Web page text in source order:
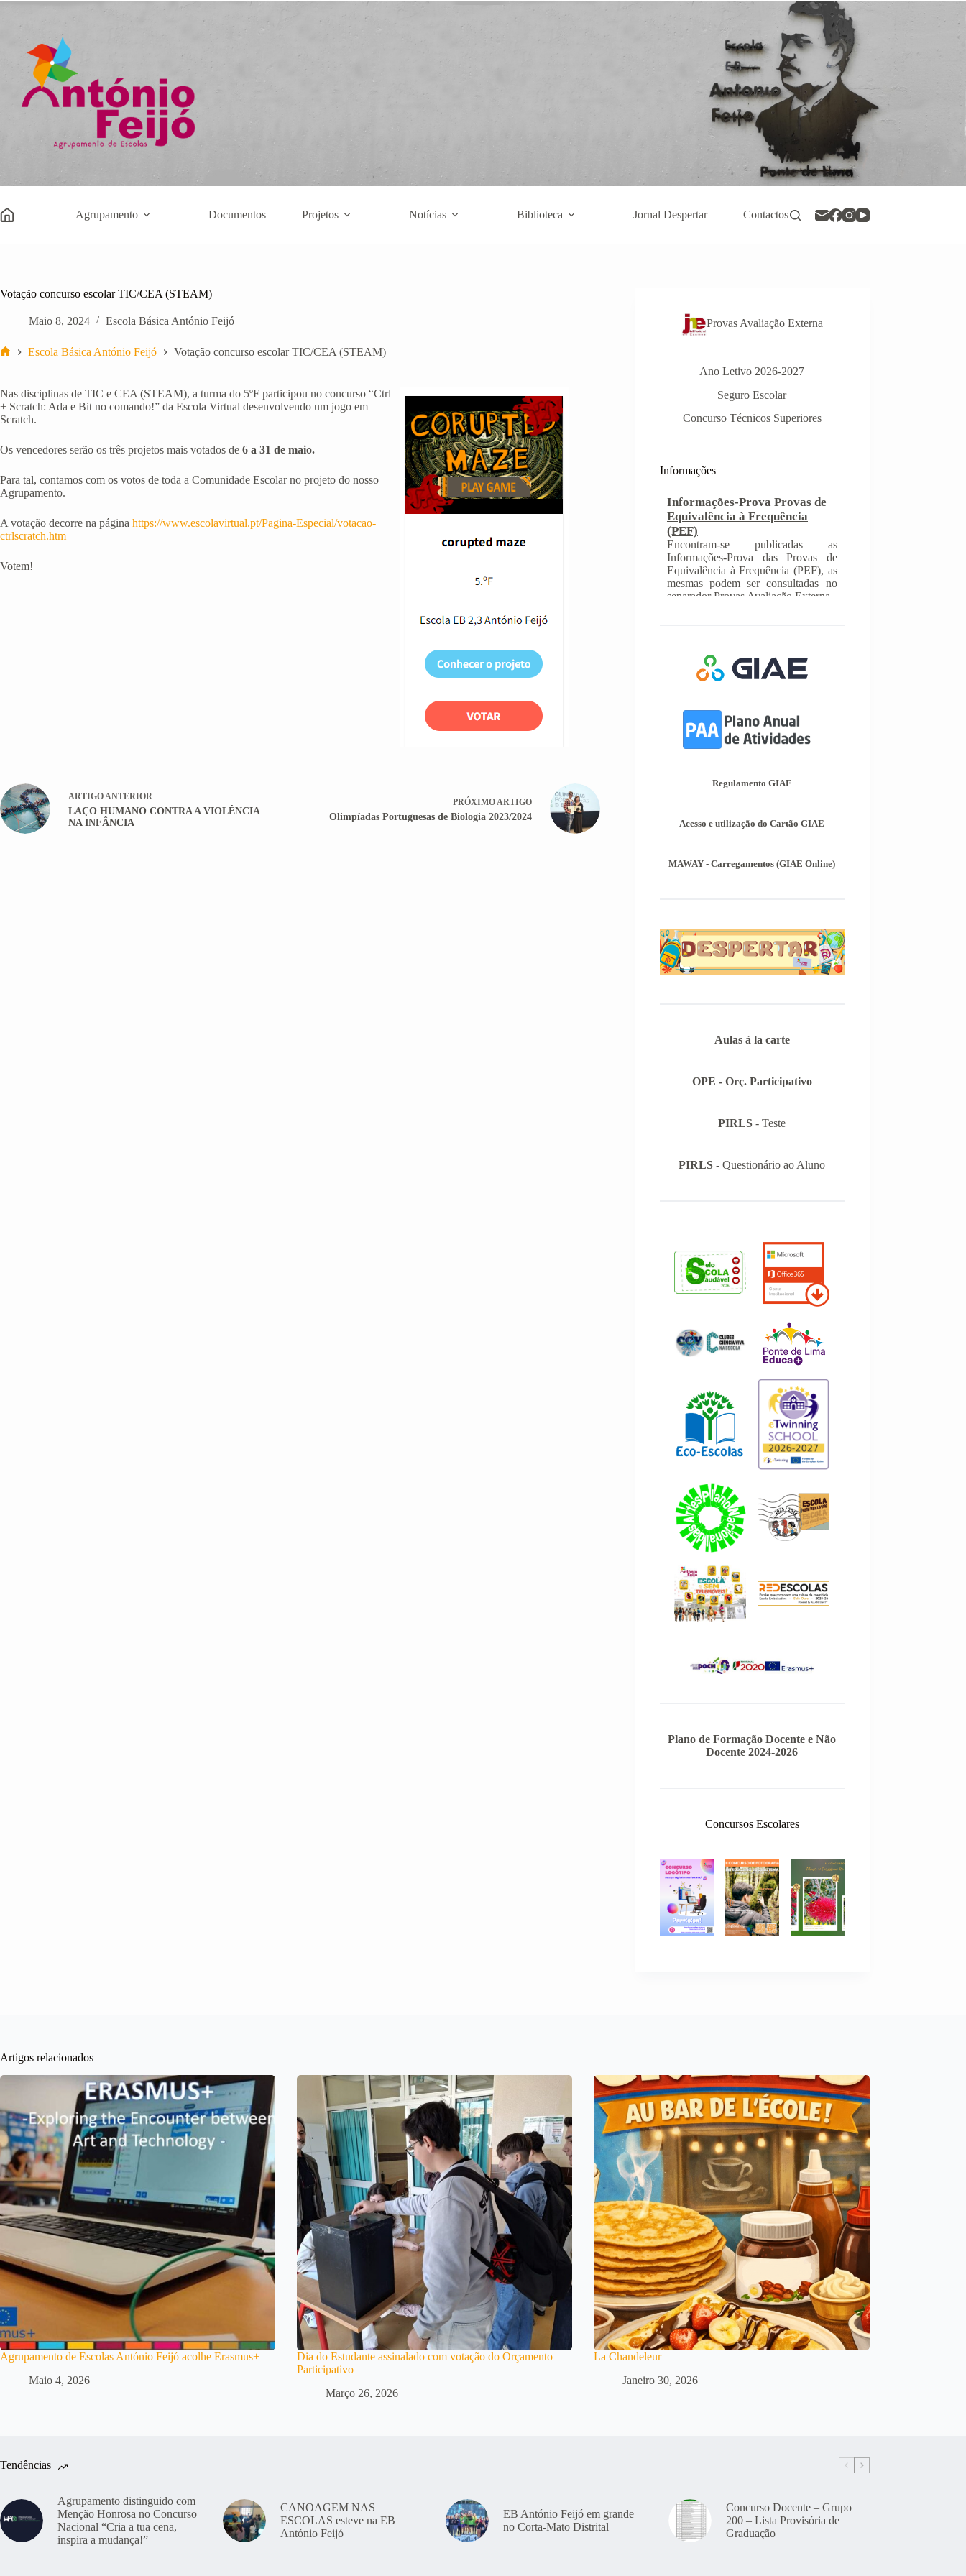
Pular
conteúdo
Agrupamento Documentos Projetos Notícias Biblioteca Jornal Despertar Contactos
Votação concurso escolar TIC/CEA (STEAM)
Maio 8, 2024 Escola Básica António Feijó
Escola Básica António Feijó Votação concurso escolar TIC/CEA (STEAM)
Nas disciplinas de TIC e CEA (STEAM), a turma do 5ºF participou no concurso “Ctrl
+ Scratch: Ada e Bit no comando!” da Escola Virtual desenvolvendo um jogo em
Scratch.
Os vencedores serão os três projetos mais votados de 6 a 31 de maio.
Para tal, contamos com os votos de toda a Comunidade Escolar no projeto do nosso
Agrupamento.
A votação decorre na página https://www.escolavirtual.pt/Pagina-Especial/votacao-
ctrlscratch.htm
Votem!
ARTIGOANTERIOR
LAÇO HUMANO CONTRA A VIOLÊNCIA
NA INFÂNCIA
PRÓXIMOARTIGO
Olimpíadas Portuguesas de Biologia 2023/2024
Provas Avaliação Externa
Ano Letivo 2026-2027
Seguro Escolar
Concurso Técnicos Superiores
Informações
Informações-Prova Provas de
Equivalência à Frequência
(PEF)
Equivalência à Frequência (PEF), as
mesmas podem ser consultadas no
INSCRIÇÃO NAS PROVAS
FINAIS E NAS PROVAS DE
EQUIVALÊNCIA À
FREQUÊNCIA
Com a publicação da Norma 1 do
JNE – Júri Nacional de Exames,
Afixação das Pautas de
Ensino Básico
Nos termos do Artigo 36º da Portaria
nº 223-A/2018, de 3 de Agosto, são
afixadas hoje, dia 18 de junho de
Equivalência à Frequência
Encontram-se publicadas as
Informações-Prova das Provas de
Regulamento GIAE
Acesso e utilização do Cartão GIAE
MAWAY - Carregamentos (GIAE Online)
Aulas à la carte
OPE - Orç. Participativo
PIRLS - Teste
PIRLS - Questionário ao Aluno
Plano de Formação Docente e Não
Docente 2024-2026
Concursos Escolares
Artigos relacionados
Agrupamento de Escolas António Feijó acolhe Erasmus+
Maio 4, 2026
Dia do Estudante assinalado com votação do Orçamento
Participativo
Março 26, 2026
La Chandeleur
Janeiro 30, 2026
Tendências
Agrupamento distinguido com
Menção Honrosa no Concurso
Nacional “Cria a tua cena,
inspira a mudança!”
CANOAGEM NAS
ESCOLAS esteve na EB
António Feijó
EB António Feijó em grande
no Corta-Mato Distrital
Concurso Docente – Grupo
200 – Lista Provisória de
Graduação